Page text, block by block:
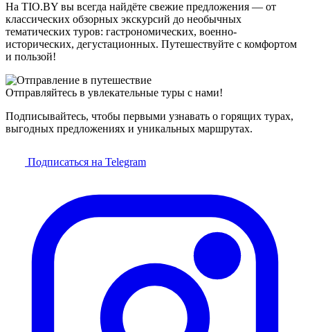
На TIO.BY вы всегда найдёте свежие предложения — от
классических обзорных экскурсий до необычных
тематических туров: гастрономических, военно-
исторических, дегустационных. Путешествуйте с комфортом
и пользой!
Отправляйтесь в увлекательные туры с нами!
Подписывайтесь, чтобы первыми узнавать о горящих турах,
выгодных предложениях и уникальных маршрутах.
Подписаться на Telegram